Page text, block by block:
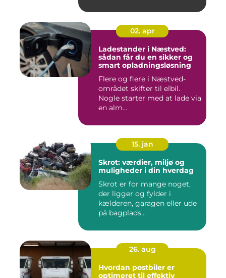
02. apr
Ladestander i Næstved:
sådan får du en sikker og
smart opladningsløsning
Flere og flere i Næstved-
området skifter til elbil.
Nogle starter med at lade via
en alm...
15. jan
Skrot: værdier, miljø og
muligheder i din hverdag
Skrot er for mange noget,
der ligger og fylder i
kælderen, garagen eller ude
på bagplads...
26. aug
Hvordan postbiler er
optimeret til effektiv